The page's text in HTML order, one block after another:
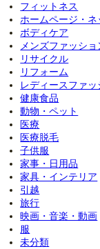
フィットネス
ホームページ・
ボディケア
メンズファッショ
リサイクル
リフォーム
レディースファッ
健康食品
動物・ペット
医療
医療脱毛
子供服
家事・日用品
家具・インテリア
引越
旅行
映画・音楽・動画
服
未分類